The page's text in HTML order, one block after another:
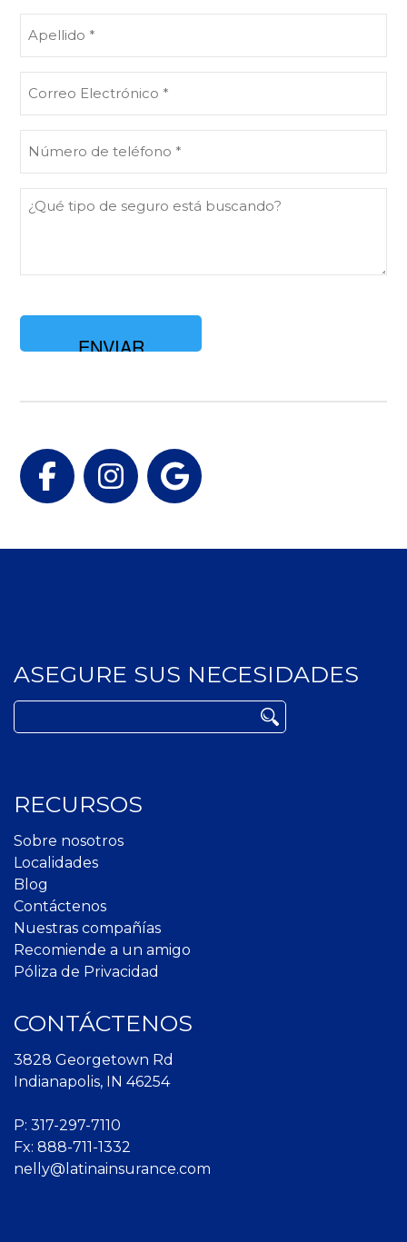
(Obligatorio)
Electrónico
de
(Obligatorio)
¿Qué
tipo
Facebook
Instagram
Google
ASEGURE SUS NECESIDADES
Buscar:
RECURSOS
Sobre nosotros
Localidades
Blog
Contáctenos
Nuestras compañías
Recomiende a un amigo
Póliza de Privacidad
CONTÁCTENOS
3828 Georgetown Rd
Indianapolis, IN 46254
P: 317-297-7110
Fx: 888-711-1332
nelly@latinainsurance.com